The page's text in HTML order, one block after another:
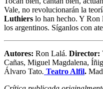
Vale, no revolucionarán la
Luthiers lo han hecho. Y Ron
los argentinos. Síganlos con
Autores: Ron Lalá. Director:
Cañas, Miguel Magdalena,
Álvaro Tato. Teatro Alfil.